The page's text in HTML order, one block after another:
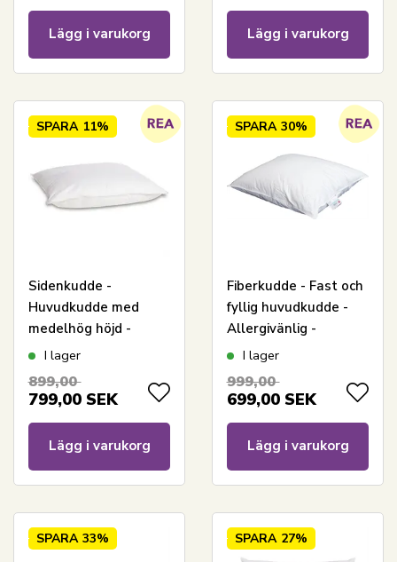
Lägg i varukorg Lägg i varukorg
SPARA 11%
Sidenkudde -
Huvudkudde med
medelhög höjd -
60x63 cm - Butterfly
I lager
899,00
799,00 SEK
Lägg i varukorg
SPARA 30%
Fiberkudde - Fast och
fyllig huvudkudde -
Allergivänlig -
60x63cm - Høie
I lager
999,00
699,00 SEK
Lägg i varukorg
SPARA 33% SPARA 27%